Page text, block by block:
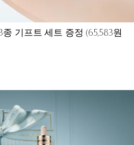
기프트 세트 증정 (65,583원